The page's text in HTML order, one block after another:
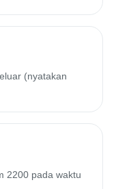
(nyatakan
2200 pada waktu